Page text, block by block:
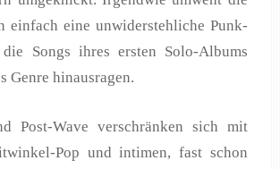
einfach eine unwiderstehliche Punk-
Songs ihres ersten Solo-Albums
Genre hinausragen.
Post-Wave verschränken sich mit
Pop und intimen, fast schon